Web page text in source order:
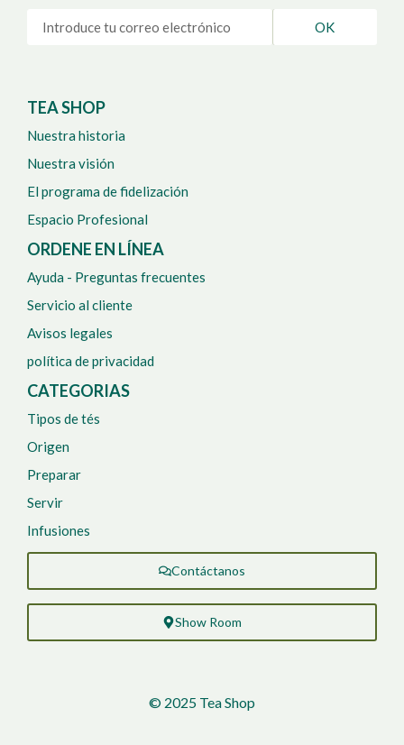
OK
TEA SHOP
Nuestra historia
Nuestra visión
El programa de fidelización
Espacio Profesional
ORDENE EN LÍNEA
Ayuda - Preguntas frecuentes
Servicio al cliente
Avisos legales
política de privacidad
CATEGORIAS
Tipos de tés
Origen
Preparar
Servir
Infusiones
Contáctanos
Show Room
© 2025 Tea Shop